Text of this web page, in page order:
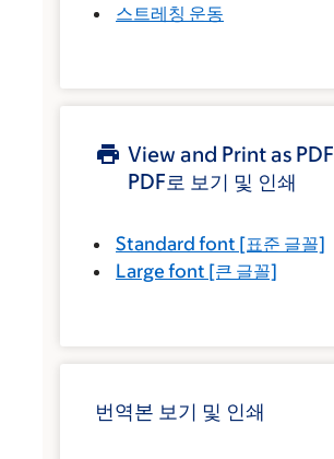
스트레칭 운동
View and Print as PDF
PDF로 보기 및 인쇄
Standard font [표준 글꼴]
Large font [큰 글꼴]
번역본 보기 및 인쇄